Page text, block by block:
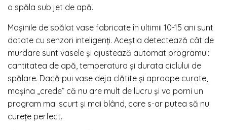
o spăla sub jet de apă.
Mașinile de spălat vase fabricate în ultimii 10-15 ani sunt
dotate cu senzori inteligenți. Aceștia detectează cât de
murdare sunt vasele și ajustează automat programul:
cantitatea de apă, temperatura și durata ciclului de
spălare. Dacă pui vase deja clătite și aproape curate,
mașina „crede” că nu are mult de lucru și va porni un
program mai scurt și mai blând, care s-ar putea să nu
curețe perfect.